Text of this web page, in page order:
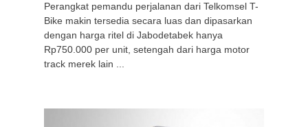
Perangkat pemandu perjalanan dari Telkomsel T-
Bike makin tersedia secara luas dan dipasarkan
dengan harga ritel di Jabodetabek hanya
Rp750.000 per unit, setengah dari harga motor
track merek lain ...